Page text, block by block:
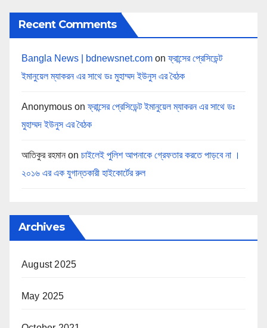
Recent Comments
Bangla News | bdnewsnet.com onফ্রান্সের প্রেসিডেন্ট
ইমানুয়েল ম্যাকরন এর সাথে ডঃ মুহাম্মদ ইউনুস এর বৈঠক
Anonymous onফ্রান্সের প্রেসিডেন্ট ইমানুয়েল ম্যাকরন এর সাথে ডঃ
মুহাম্মদ ইউনুস এর বৈঠক
আতিকুর রহমান on চাইলেই পুলিশ আপনাকে গ্রেফতার করতে পাড়বে না ।
২০১৬ এর এক যুগান্তকারী হাইকোর্টের রুল
Archives
August 2025
May 2025